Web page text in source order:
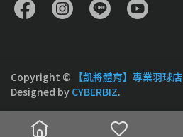
Copyright © 【凱將體育】專業羽球店
Designed by CYBERBIZ.